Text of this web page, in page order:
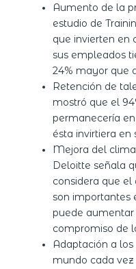
Aumento de la
estudio de
que invierten en
sus empleados
24% mayor que
Retención de
mostró que el
permanecería
ésta invirtiera en
Mejora del
Deloitte señala
considera que
son importantes
puede
compromiso de
Adaptación a
mundo cada